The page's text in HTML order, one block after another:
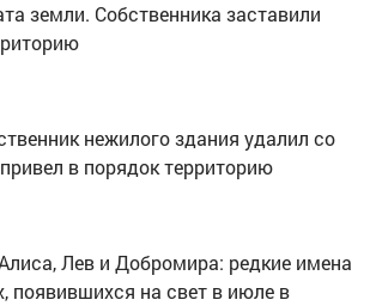
земли. Собственника заставили
нежилого здания удалил со
в порядок территорию
Лев и Добромира: редкие имена
появившихся на свет в июле в